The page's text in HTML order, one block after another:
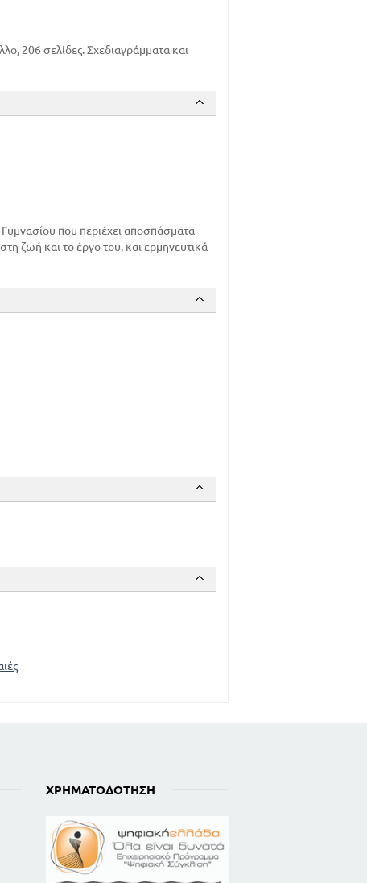
206 σελίδες. Σχεδιαγράμματα και
που περιέχει αποσπάσματα
ζωή και το έργο του, και ερμηνευτικά
ΧΡΗΜΑΤΟΔΌΤΗΣΗ